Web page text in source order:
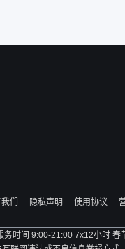
们
隐私声明 使用协议
务时间 9:00-21:00 7x12小时 春